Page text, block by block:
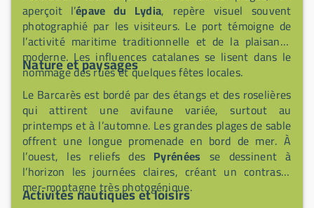
aperçoit l’épave du Lydia, repère visuel souvent
photographié par les visiteurs. Le port témoigne de
l’activité maritime traditionnelle et de la plaisance
moderne. Les influences catalanes se lisent dans le
nommage des rues et quelques fêtes locales.
Nature et paysages
Le Barcarès est bordé par des étangs et des roselières
qui attirent une avifaune variée, surtout au
printemps et à l’automne. Les grandes plages de sable
offrent une longue promenade en bord de mer. À
l’ouest, les reliefs des Pyrénées se dessinent à
l’horizon les journées claires, créant un contraste
mer-montagne très photogénique.
Activités nautiques et loisirs